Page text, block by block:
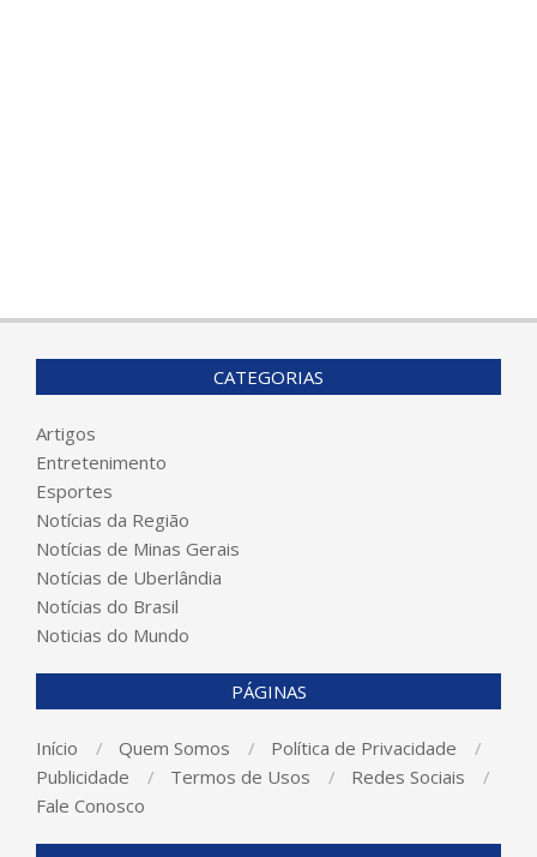
CATEGORIAS
Artigos
Entretenimento
Esportes
Notícias da Região
Notícias de Minas Gerais
Notícias de Uberlândia
Notícias do Brasil
Noticias do Mundo
PÁGINAS
Início Quem Somos
Política de Privacidade
Publicidade
Termos de Usos
Redes Sociais
Fale Conosco